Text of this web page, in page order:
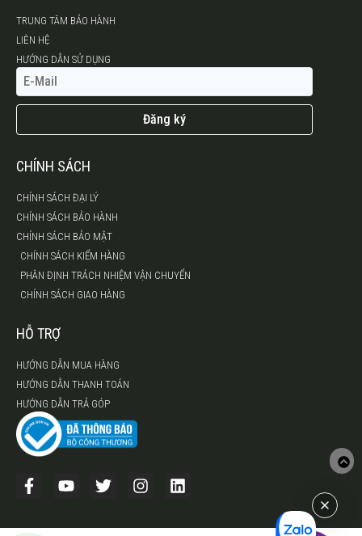
TRUNG TÂM BẢO HÀNH
LIÊN HỆ
HƯỚNG DẪN SỬ DỤNG
Đăng ký
CHÍNH SÁCH
CHÍNH SÁCH ĐẠI LÝ
CHÍNH SÁCH BẢO HÀNH
CHÍNH SÁCH BẢO MẬT
CHÍNH SÁCH KIỂM HÀNG
PHÂN ĐỊNH TRÁCH NHIỆM VẬN CHUYỂN
CHÍNH SÁCH GIAO HÀNG
HỖ TRỢ
HƯỚNG DẪN MUA HÀNG
HƯỚNG DẪN THANH TOÁN
HƯỚNG DẪN TRẢ GÓP